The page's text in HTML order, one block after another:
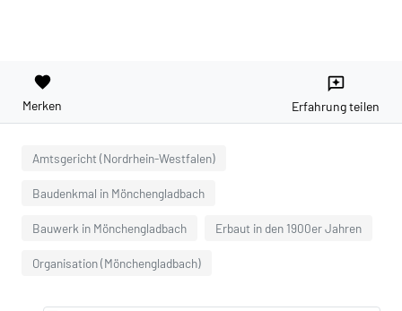
favorite
Merken
reviews
Erfahrung teilen
Amtsgericht (Nordrhein-Westfalen)
Baudenkmal in Mönchengladbach
Bauwerk in Mönchengladbach Erbaut in den 1900er Jahren
Organisation (Mönchengladbach)